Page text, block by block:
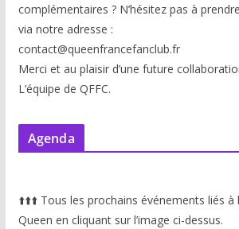
complémentaires ? N’hésitez pas à
via notre adresse :
contact@queenfrancefanclub.fr
Merci et au plaisir d’une future
L’équipe de QFFC.
Agenda
⬆️⬆️⬆️ Tous les prochains événements liés à
Queen en cliquant sur l’image ci-dessus.